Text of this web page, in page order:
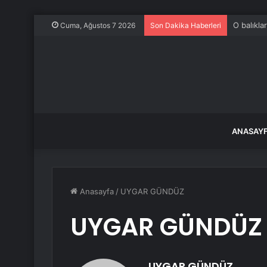
Cuma, Ağustos 7 2026 Son Dakika Haberleri O
Anasayfa / UYGAR GÜNDÜZ
UYGAR GÜNDÜZ